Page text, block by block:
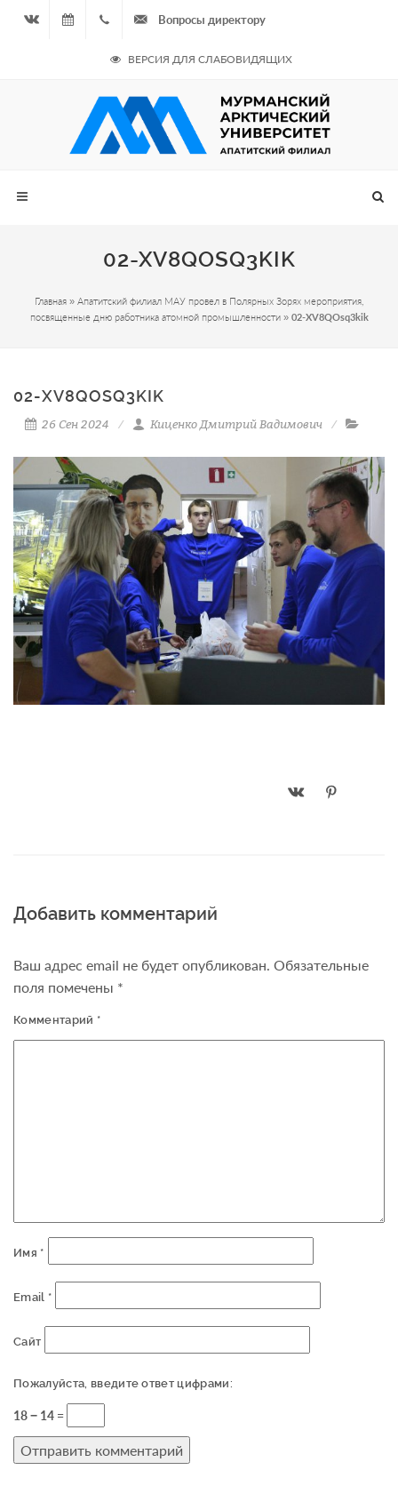
08.08.2026
- Чётная
неделя
964
687
Вопросы директору
ВЕРСИЯ ДЛЯ СЛАБОВИДЯЩИХ
02-XV8QOSQ3KIK
Главная » Апатитский филиал МАУ провел в Полярных Зорях мероприятия,
посвященные дню работника атомной промышленности» 02-XV8QOsq3kik
02-XV8QOSQ3KIK
26 Сен 2024 Киценко Дмитрий Вадимович
Добавить комментарий
Ваш адрес email не будет опубликован. Обязательные
поля помечены *
Комментарий *
Имя *
Email *
Сайт
Пожалуйста, введите ответ цифрами:
18 − 14 =